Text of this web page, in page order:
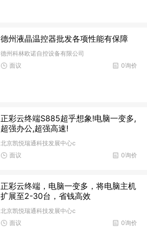
德州液晶温控器批发各项性能有保障
德州科林欧诺自控设备有限公司
0询价
面议
正彩云终端S885超乎想象!电脑一变多,
超强办公,超强高速!
北京凯悦瑞通科技发展中心c
0询价
面议
正彩云终端，电脑一变多，将电脑主机
扩展至2-30台，省钱高效
北京凯悦瑞通科技发展中心c
0询价
面议